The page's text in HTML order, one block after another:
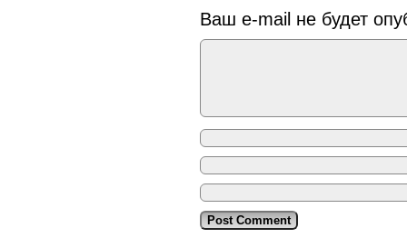
Ваш e-mail не будет